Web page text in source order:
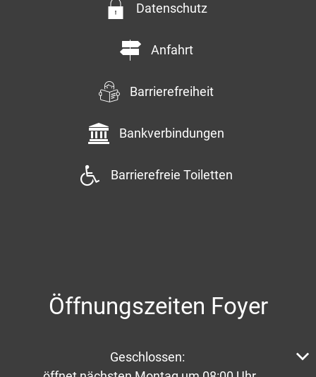
Datenschutz
Anfahrt
Barrierefreiheit
Bankverbindungen
Barrierefreie Toiletten
Öffnungszeiten Foyer
Klicken, um weitere Öffnungs- oder Schließzeiten
Geschlossen: